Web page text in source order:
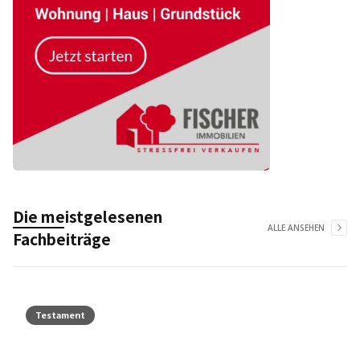
Die meistgelesenen
Fachbeiträge
ALLE ANSEHEN
Testament